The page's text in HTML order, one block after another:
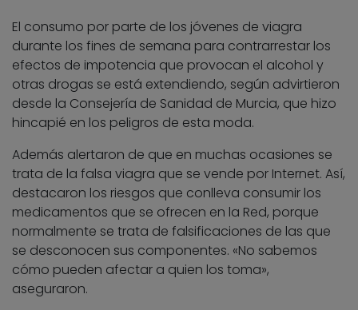
El consumo por parte de los jóvenes de viagra
durante los fines de semana para contrarrestar los
efectos de impotencia que provocan el alcohol y
otras drogas se está extendiendo, según advirtieron
desde la Consejería de Sanidad de Murcia, que hizo
hincapié en los peligros de esta moda.
Además alertaron de que en muchas ocasiones se
trata de la falsa viagra que se vende por Internet. Así,
destacaron los riesgos que conlleva consumir los
medicamentos que se ofrecen en la Red, porque
normalmente se trata de falsificaciones de las que
se desconocen sus componentes. «No sabemos
cómo pueden afectar a quien los toma»,
aseguraron.